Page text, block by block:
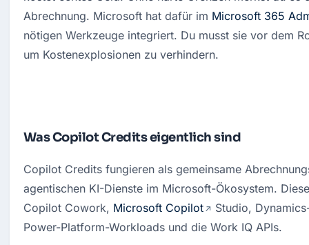
Abrechnung. Microsoft hat dafür im Microsoft 365
nötigen Werkzeuge integriert. Du musst sie vor dem
um Kostenexplosionen zu verhindern.
Was Copilot Credits eigentlich sind
Copilot Credits fungieren als gemeinsame
agentischen KI-Dienste im Microsoft-Ökosystem.
Copilot Cowork, Microsoft Copilot
Studio,
Power-Platform-Workloads und die Work IQ APIs.